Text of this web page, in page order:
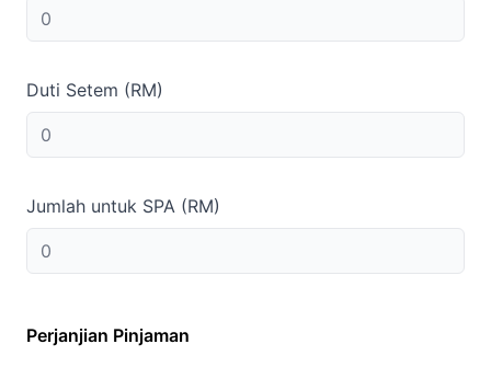
Duti Setem (RM)
Jumlah untuk SPA (RM)
Perjanjian Pinjaman